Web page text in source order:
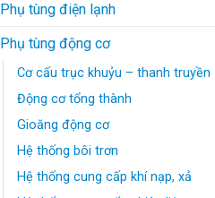
Phụ tùng điện lạnh
Phụ tùng động cơ
Cơ cấu trục khuỷu – thanh truyền
Động cơ tổng thành
Gioăng động cơ
Hệ thống bôi trơn
Hệ thống cung cấp khí nạp, xả